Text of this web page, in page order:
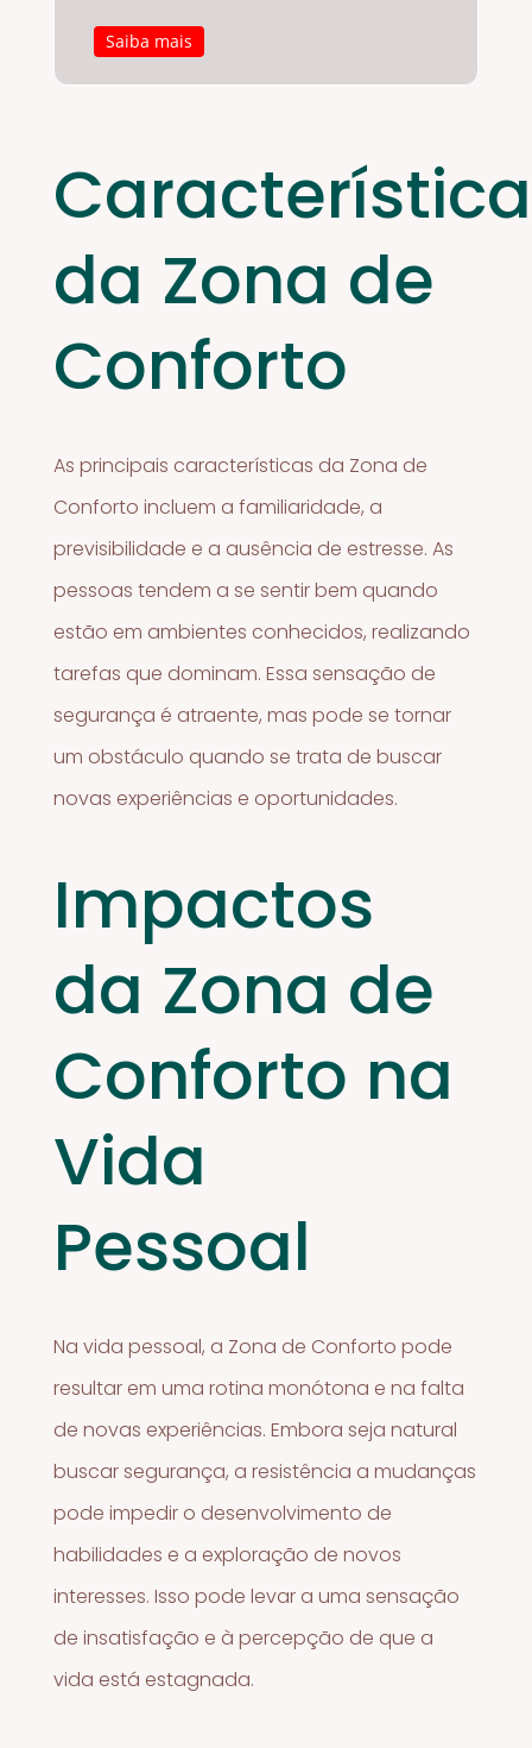
Saiba mais
da Zona de
Conforto
As principais características da Zona de
Conforto incluem a familiaridade, a
previsibilidade e a ausência de estresse. As
pessoas tendem a se sentir bem quando
estão em ambientes conhecidos, realizando
tarefas que dominam. Essa sensação de
segurança é atraente, mas pode se tornar
um obstáculo quando se trata de buscar
novas experiências e oportunidades.
Impactos
da Zona de
Conforto na
Vida
Pessoal
Na vida pessoal, a Zona de Conforto pode
resultar em uma rotina monótona e na falta
de novas experiências. Embora seja natural
buscar segurança, a resistência a mudanças
pode impedir o desenvolvimento de
habilidades e a exploração de novos
interesses. Isso pode levar a uma sensação
de insatisfação e à percepção de que a
vida está estagnada.